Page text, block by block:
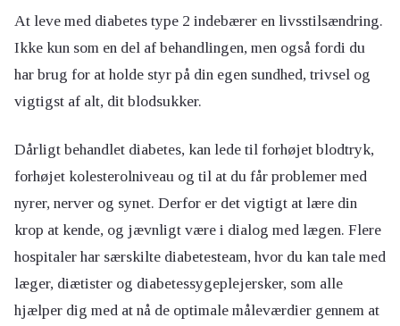
At leve med diabetes type 2 indebærer en livsstilsændring.
Ikke kun som en del af behandlingen, men også fordi du
har brug for at holde styr på din egen sundhed, trivsel og
vigtigst af alt, dit blodsukker.
Dårligt behandlet diabetes, kan lede til forhøjet blodtryk,
forhøjet kolesterolniveau og til at du får problemer med
nyrer, nerver og synet. Derfor er det vigtigt at lære din
krop at kende, og jævnligt være i dialog med lægen. Flere
hospitaler har særskilte diabetesteam, hvor du kan tale med
læger, diætister og diabetessygeplejersker, som alle
hjælper dig med at nå de optimale måleværdier gennem at